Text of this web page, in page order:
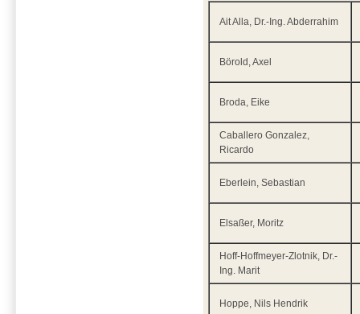
Ait Alla, Dr.-Ing. Abderrahim
Börold, Axel
Broda, Eike
Caballero Gonzalez,
Ricardo
Eberlein, Sebastian
Elsaßer, Moritz
Hoff-Hoffmeyer-Zlotnik, Dr.-
Ing. Marit
Hoppe, Nils Hendrik